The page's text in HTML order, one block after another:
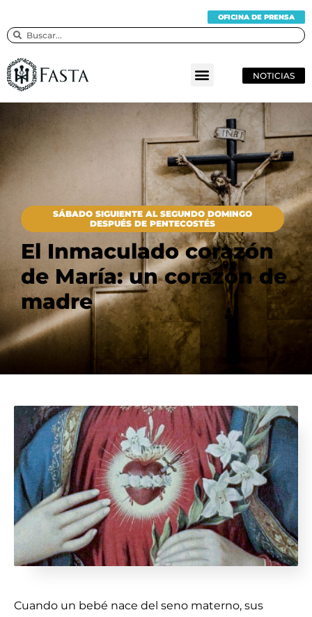
OFICINA DE PRENSA
NOTICIAS
SÁBADO SIGUIENTE AL SEGUNDO DOMINGO
DESPUÉS DE PENTECOSTÉS
El Inmaculado corazón
de María: un corazón de
madre
Cuando un bebé nace del seno materno, sus